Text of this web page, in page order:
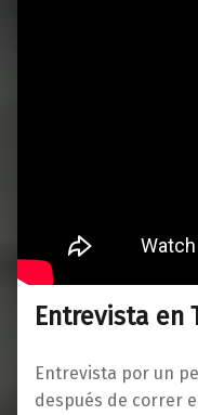
Entrevista en
Entrevista por un
después de correr